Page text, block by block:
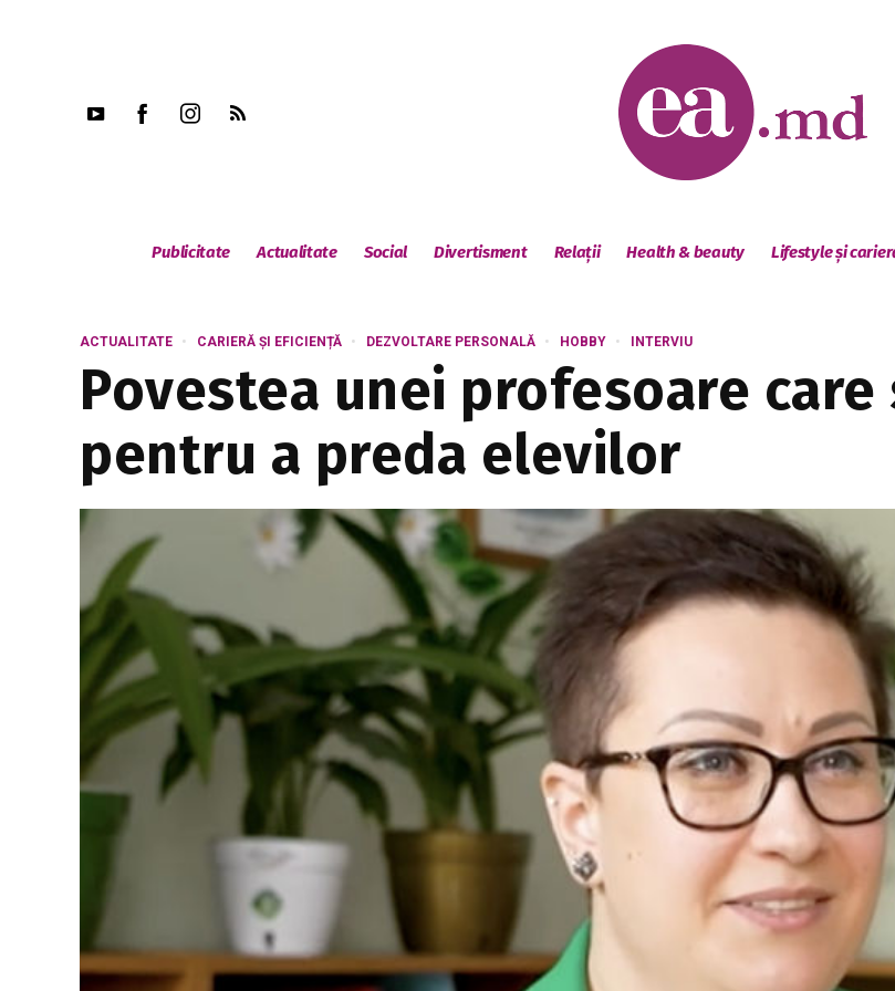
Publicitate Actualitate Social Divertisment Relații Health & beauty Lifestyle și
ACTUALITATE CARIERĂ ȘI EFICIENȚĂ DEZVOLTARE PERSONALĂ HOBBY INTERVIU
Povestea unei profesoare
pentru a preda elevilor